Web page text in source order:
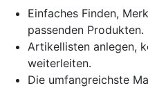
Einfaches Finden,
passenden Produkten.
Artikellisten anlegen,
weiterleiten.
Die umfangreichste